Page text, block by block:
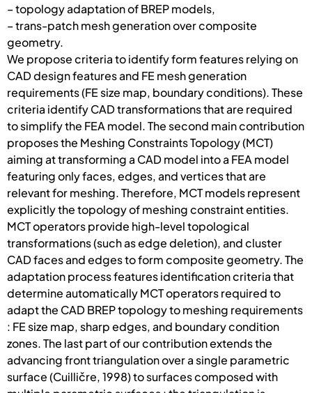
– topology adaptation of BREP models,
– trans-patch mesh generation over composite
geometry.
We propose criteria to identify form features relying on
CAD design features and FE mesh generation
requirements (FE size map, boundary conditions). These
criteria identify CAD transformations that are required
to simplify the FEA model. The second main contribution
proposes the Meshing Constraints Topology (MCT)
aiming at transforming a CAD model into a FEA model
featuring only faces, edges, and vertices that are
relevant for meshing. Therefore, MCT models represent
explicitly the topology of meshing constraint entities.
MCT operators provide high-level topological
transformations (such as edge deletion), and cluster
CAD faces and edges to form composite geometry. The
adaptation process features identification criteria that
determine automatically MCT operators required to
adapt the CAD BREP topology to meshing requirements
: FE size map, sharp edges, and boundary condition
zones. The last part of our contribution extends the
advancing front triangulation over a single parametric
surface (Cuilličre, 1998) to surfaces composed with